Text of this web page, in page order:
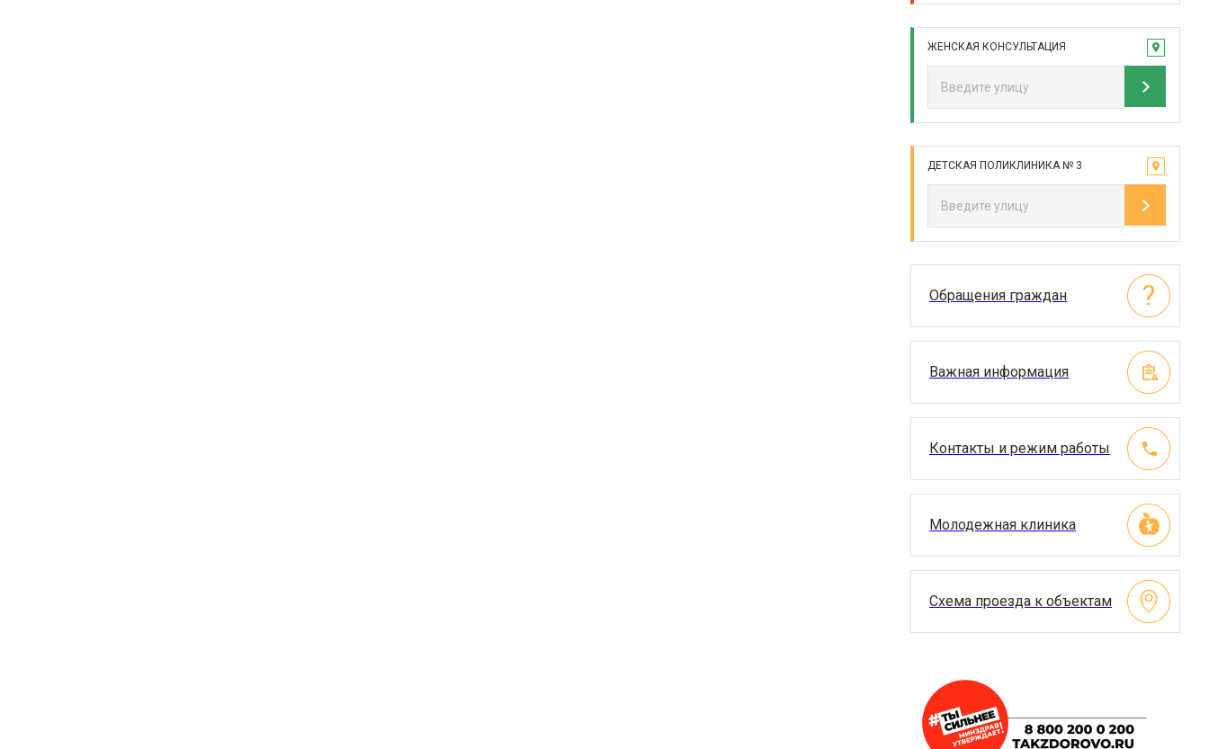
ЖЕНСКАЯ КОНСУЛЬТАЦИЯ
ДЕТСКАЯ ПОЛИКЛИНИКА № 3
Обращения граждан
Важная информация
Контакты и режим работы
Молодежная клиника
Схема проезда к объектам